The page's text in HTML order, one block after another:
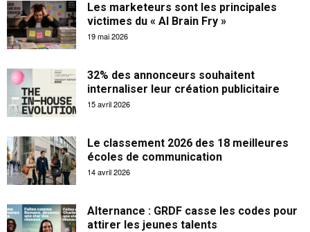
Les marketeurs sont les principales
victimes du « AI Brain Fry »
19 mai 2026
32% des annonceurs souhaitent
internaliser leur création publicitaire
15 avril 2026
Le classement 2026 des 18 meilleures
écoles de communication
14 avril 2026
Alternance : GRDF casse les codes pour
attirer les jeunes talents